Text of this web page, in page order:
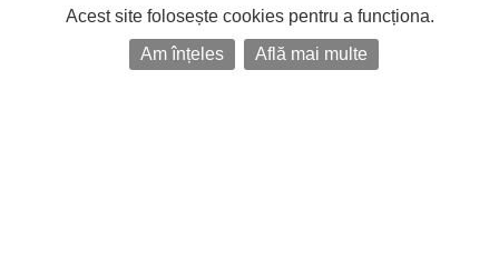
Acest site folosește cookies pentru a funcționa.
Am înțeles
Află mai multe